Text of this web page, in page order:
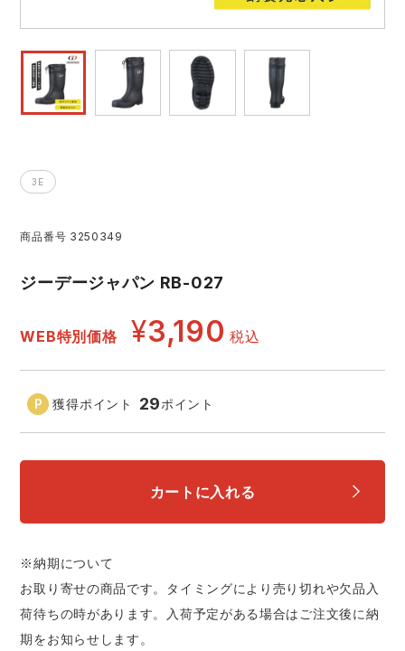
安全保護具
ヤッケ
作業用小物・アクセサリー
鞄・バッグ
つなぎ
ファン付き作業着・空調服
コンプレッションウェアランキング
作業用ポロシャツランキング
作業用手袋ランキング
レインウェアランキング
TSDESIGN ランキング
コーコス ランキング
ニット
ファン付きウェア
ボンマックス
GUSH FORCE CUP
GDジャパン カーシーカシマ
シンメン
ムービンカット グラディエーター
ニオイクリア タカヤ商事
サンエス
スターライト工業 東洋物産工業
運送・倉庫作業服
清掃・ビルメンテ作業服
夜間・高視認性安全服
3E
商品番号 3250349
ジーデージャパン RB-027
WEB特別価格 ¥3,190 税込
獲得ポイント 29ポイント
カートに入れる
※納期について
お取り寄せの商品です。タイミングにより売り切れや欠品入
荷待ちの時があります。入荷予定がある場合はご注文後に納
期をお知らせします。